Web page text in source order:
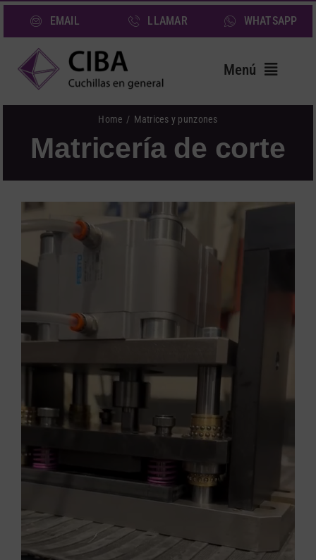
Saltar
contenido
EMAIL LLAMAR WHATSAPP
Menú
Cuchillas
Sectores
Quiénes somos
Noticias
Matricería de corte
Home Matrices y punzones